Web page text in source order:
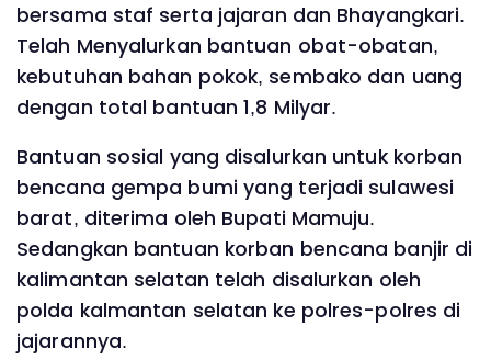
bersama staf serta jajaran dan Bhayangkari.
Telah Menyalurkan bantuan obat-obatan,
kebutuhan bahan pokok, sembako dan uang
dengan total bantuan 1,8 Milyar.
Bantuan sosial yang disalurkan untuk korban
bencana gempa bumi yang terjadi sulawesi
barat, diterima oleh Bupati Mamuju.
Sedangkan bantuan korban bencana banjir di
kalimantan selatan telah disalurkan oleh
polda kalmantan selatan ke polres-polres di
jajarannya.